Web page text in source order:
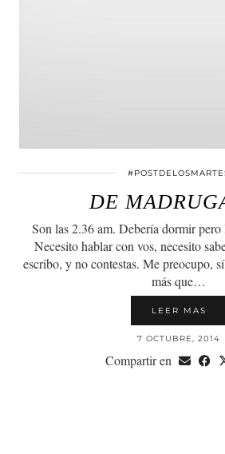
DE
Son las 2.36 am. Debería dormir pero
Necesito hablar con vos, necesito
escribo, y no contestas. Me preocupo,
más que…
LEER MAS
7 OCTUBRE, 2014
Compartir en